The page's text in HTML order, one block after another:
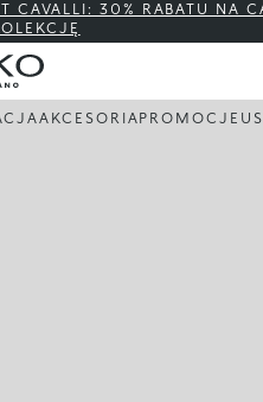
CAVALLI: 30% RABATU NA
AKCESORIAPROMOCJE